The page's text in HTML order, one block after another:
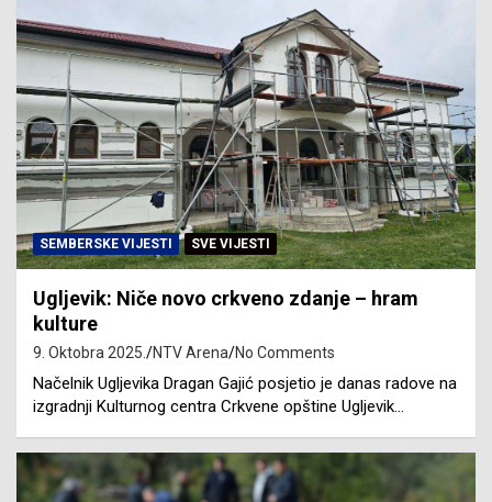
SEMBERSKE VIJESTI SVE VIJESTI
Ugljevik: Niče novo crkveno zdanje – hram
kulture
9. Oktobra 2025. NTV Arena No Comments
Načelnik Ugljevika Dragan Gajić posjetio je danas radove na
izgradnji Kulturnog centra Crkvene opštine Ugljevik…